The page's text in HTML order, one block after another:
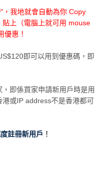
我地就會自動為你 Copy
上（電腦上就可用 mouse
優惠！
即可以用到優惠碼，即
即係買家申請新用戶時是用
或IP address不是香港都可
註冊新用戶 ！